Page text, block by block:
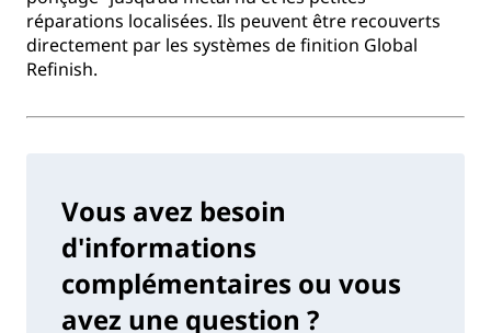
réparations localisées. Ils peuvent être recouverts
directement par les systèmes de finition Global
Refinish.
Vous avez besoin
d'informations
complémentaires ou vous
avez une question ?